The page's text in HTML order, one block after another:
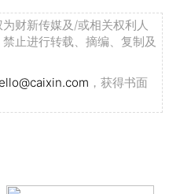
财新传媒及/或相关权利人
止进行转载、摘编、复制及
，获得书面